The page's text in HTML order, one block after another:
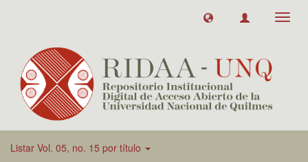
Listar Vol. 05, no. 15 por título